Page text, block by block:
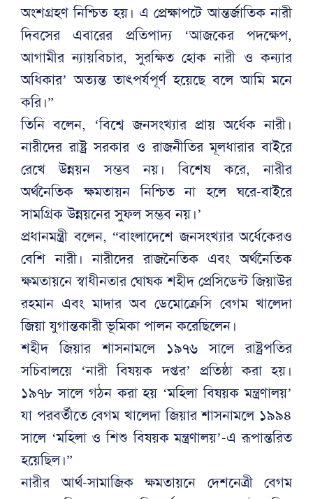
অংশগ্রহণ নিশ্চিত হয়। এ প্রেক্ষাপটে আন্তর্জাতিক নারী
দিবসের এবারের প্রতিপাদ্য ‘আজকের পদক্ষেপ,
আগামীর ন্যায়বিচার, সুরক্ষিত হোক নারী ও কন্যার
অধিকার’ অত্যন্ত তাৎপর্যপূর্ণ হয়েছে বলে আমি মনে
করি।”
তিনি বলেন, ‘বিশ্বে জনসংখ্যার প্রায় অর্ধেক নারী।
নারীদের রাষ্ট্র সরকার ও রাজনীতির মূলধারার বাইরে
রেখে উন্নয়ন সম্ভব নয়। বিশেষ করে, নারীর
অর্থনৈতিক ক্ষমতায়ন নিশ্চিত না হলে ঘরে-বাইরে
সামগ্রিক উন্নয়নের সুফল সম্ভব নয়।’
প্রধানমন্ত্রী বলেন, “বাংলাদেশে জনসংখ্যার অর্ধেকেরও
বেশি নারী। নারীদের রাজনৈতিক এবং অর্থনৈতিক
ক্ষমতায়নে স্বাধীনতার ঘোষক শহীদ প্রেসিডেন্ট জিয়াউর
রহমান এবং মাদার অব ডেমোক্রেসি বেগম খালেদা
জিয়া যুগান্তকারী ভূমিকা পালন করেছিলেন।
শহীদ জিয়ার শাসনামলে ১৯৭৬ সালে রাষ্ট্রপতির
সচিবালয়ে ‘নারী বিষয়ক দপ্তর’ প্রতিষ্ঠা করা হয়।
১৯৭৮ সালে গঠন করা হয় ‘মহিলা বিষয়ক মন্ত্রণালয়’
যা পরবর্তীতে বেগম খালেদা জিয়ার শাসনামলে ১৯৯৪
সালে ‘মহিলা ও শিশু বিষয়ক মন্ত্রণালয়’-এ রূপান্তরিত
হয়েছিল।”
নারীর আর্থ-সামাজিক ক্ষমতায়নে দেশনেত্রী বেগম